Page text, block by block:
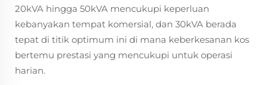
20kVA hingga 50kVA mencukupi keperluan
kebanyakan tempat komersial, dan 30kVA berada
tepat di titik optimum ini di mana keberkesanan kos
bertemu prestasi yang mencukupi untuk operasi
harian.